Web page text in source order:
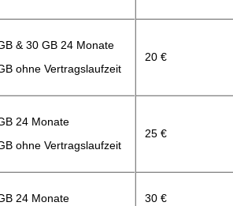
& 30 GB 24 Monate
ohne Vertragslaufzeit
20 €
24 Monate
ohne Vertragslaufzeit
25 €
24 Monate 30 €